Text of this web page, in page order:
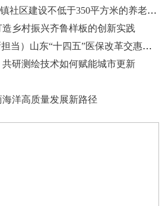
山东公开征求意见：城镇社区建设不低于350平方米的养老服务设施
乡村振兴齐鲁样板的创新实践
（聚焦“十四五” 展现新担当）山东“十四五”医保改革交惠民答卷
研测绘技术如何赋能城市更新
洋高质量发展新路径